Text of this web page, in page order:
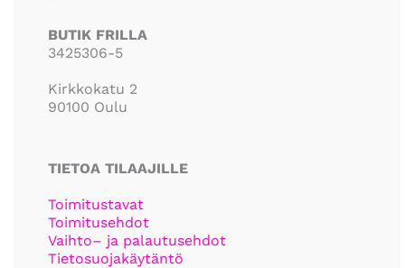
BUTIK FRILLA
3425306-5
Kirkkokatu 2
90100 Oulu
TIETOA TILAAJILLE
Toimitustavat
Toimitusehdot
Vaihto– ja palautusehdot
Tietosuojakäytäntö